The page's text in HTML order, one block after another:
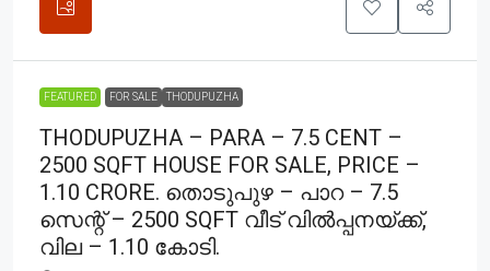
FEATURED FOR SALE THODUPUZHA
THODUPUZHA – PARA – 7.5 CENT –
2500 SQFT HOUSE FOR SALE, PRICE –
1.10 CRORE. തൊടുപുഴ – പാറ – 7.5
സെന്റ് – 2500 SQFT വീട് വിൽപ്പനയ്ക്ക്,
വില – 1.10 കോടി.